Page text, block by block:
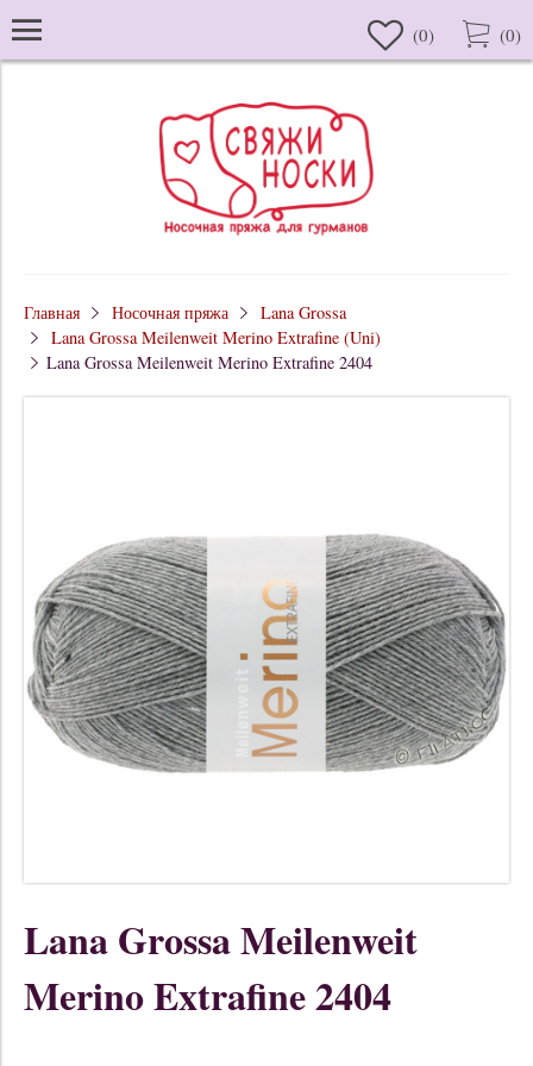
(0) (0)
Главная Носочная пряжа
Lana Grossa
Lana Grossa Meilenweit Merino Extrafine (Uni)
Lana Grossa Meilenweit Merino Extrafine 2404
Lana Grossa Meilenweit
Merino Extrafine 2404